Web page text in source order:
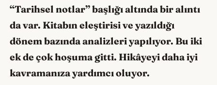
“Tarihsel notlar” başlığı altında bir alıntı
da var. Kitabın eleştirisi ve yazıldığı
dönem bazında analizleri yapılıyor. Bu iki
ek de çok hoşuma gitti. Hikâyeyi daha iyi
kavramanıza yardımcı oluyor.